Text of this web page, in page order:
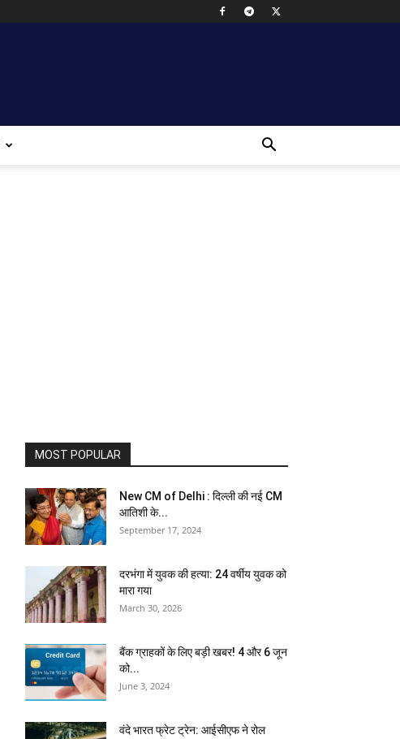
MOST POPULAR
New CM of Delhi : दिल्ली की नई CM
आतिशी के...
September 17, 2024
दरभंगा में युवक की हत्या: 24 वर्षीय युवक को
मारा गया
March 30, 2026
बैंक ग्राहकों के लिए बड़ी खबर! 4 और 6 जून
को...
June 3, 2024
वंदे भारत फ्रेट ट्रेन: आईसीएफ ने रोल